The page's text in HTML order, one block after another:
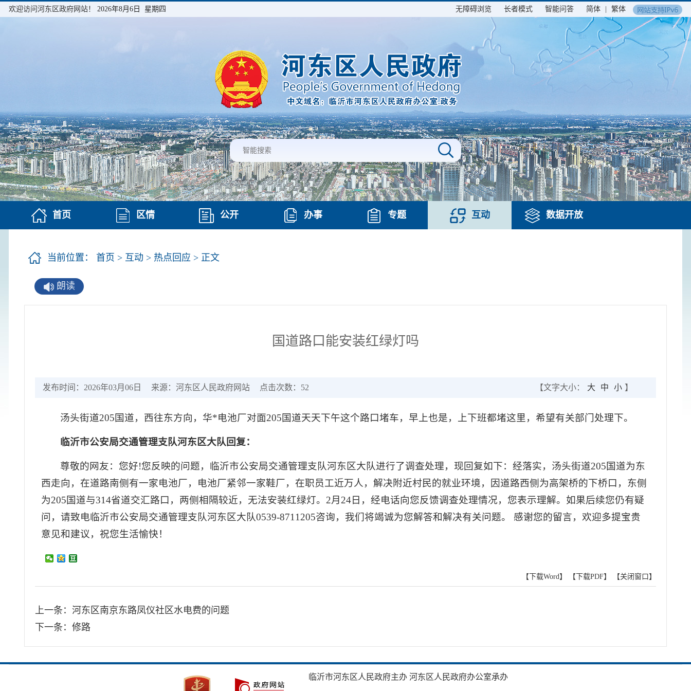
欢迎访问河东区政府网站！ 2026年8月6日 星期四 无障碍浏览 长者模式 智能问答 简体 繁体
首页 区情 公开 办事 专题 互动 数据开放
当前位置： 首页 > 互动 > 热点回应 > 正文
朗读
国道路口能安装红绿灯吗
发布时间：2026年03月06日 来源：河东区人民政府网站 点击次数： 52 【文字大小： 大 中 小 】
汤头街道205国道，西往东方向，华*电池厂对面205国道天天下午这个路口堵车，早上也是，上下班都堵这里，希望有关部门处理下。
临沂市公安局交通管理支队河东区大队回复：
尊敬的网友：您好!您反映的问题，临沂市公安局交通管理支队河东区大队进行了调查处理，现回复如下：经落实，汤头街道205国道为东
西走向，在道路南侧有一家电池厂，电池厂紧邻一家鞋厂，在职员工近万人，解决附近村民的就业环境，因道路西侧为高架桥的下桥口，东侧
为205国道与314省道交汇路口，两侧相隔较近，无法安装红绿灯。2月24日，经电话向您反馈调查处理情况，您表示理解。如果后续您仍有疑
问，请致电临沂市公安局交通管理支队河东区大队0539-8711205咨询，我们将竭诚为您解答和解决有关问题。 感谢您的留言，欢迎多提宝贵
意见和建议，祝您生活愉快！
【下载Word】 【下载PDF】 【关闭窗口】
上一条： 河东区南京东路凤仪社区水电费的问题
下一条： 修路
临沂市河东区人民政府主办 河东区人民政府办公室承办